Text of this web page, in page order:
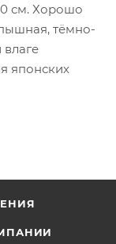
см. Хорошо
тёмно-
японских